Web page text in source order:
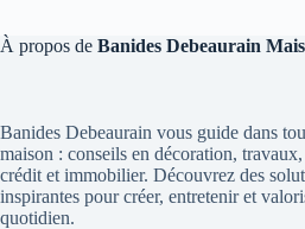
À propos de Banides Debeaurain
Banides Debeaurain vous guide dans
maison : conseils en décoration,
crédit et immobilier. Découvrez des
inspirantes pour créer, entretenir et
quotidien.